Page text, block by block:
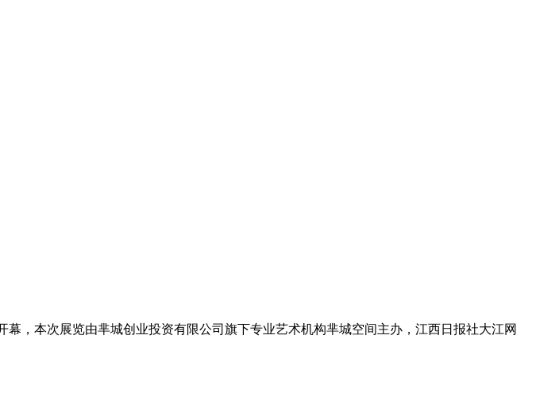
，本次展览由芈城创业投资有限公司旗下专业艺术机构芈城空间主办，江西日报社大江网